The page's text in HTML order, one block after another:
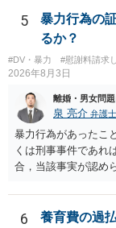
償金の支払いが必要
5
暴力行為の
るか？
#DV・暴力 #慰謝料請求
2026年8月3日
離婚・男女問
泉 亮介 弁護士
暴力行為があったこ
くは刑事事件であれ
合，当該事実が認め
6
養育費の過